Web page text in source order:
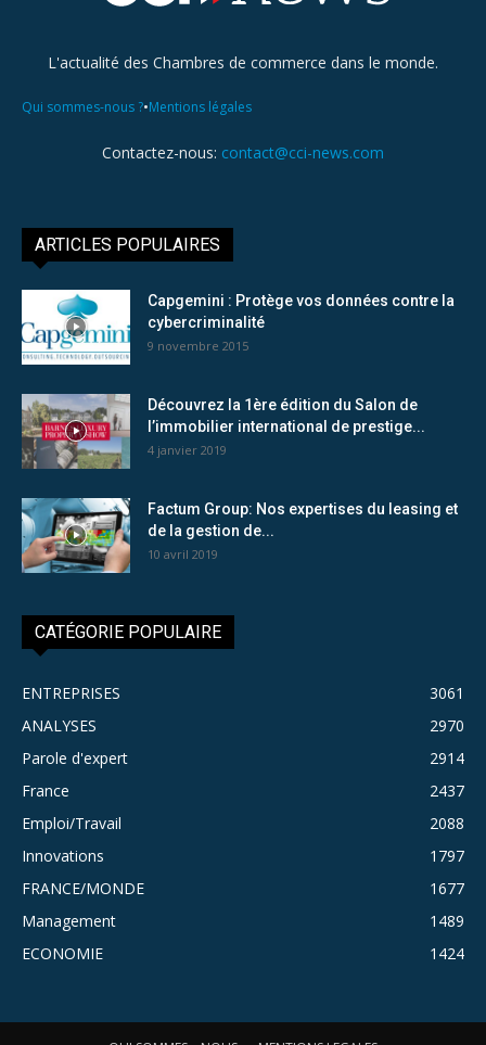
L'actualité des Chambres de commerce dans le monde.
Qui sommes-nous ?•Mentions légales
Contactez-nous: contact@cci-news.com
ARTICLES POPULAIRES
Capgemini : Protège vos données contre la
cybercriminalité
9 novembre 2015
Découvrez la 1ère édition du Salon de
l’immobilier international de prestige...
4 janvier 2019
Factum Group: Nos expertises du leasing et
de la gestion de...
10 avril 2019
CATÉGORIE POPULAIRE
ENTREPRISES
3061
ANALYSES
2970
Parole d'expert
2914
France
2437
Emploi/Travail
2088
Innovations
1797
FRANCE/MONDE
1677
Management
1489
ECONOMIE
1424